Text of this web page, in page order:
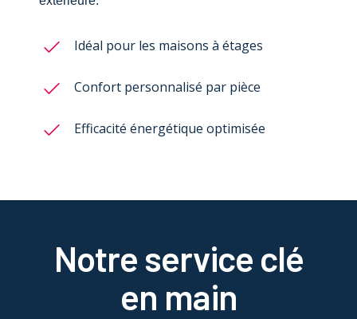
Idéal pour les maisons à étages
Confort personnalisé par pièce
Efficacité énergétique optimisée
Notre service clé
en main